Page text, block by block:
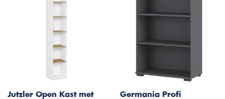
Jutzler Open Kast met
Germania Profi